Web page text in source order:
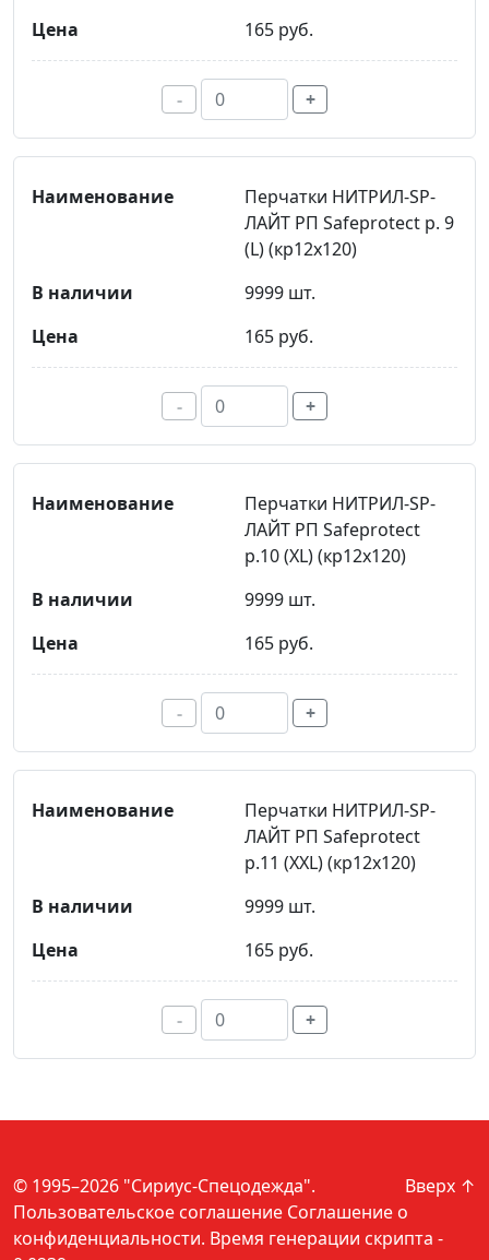
165 руб.
- +
Перчатки НИТРИЛ-SP-
ЛАЙТ РП Safeprotect р. 9
(L) (кр12х120)
9999 шт.
165 руб.
- +
Перчатки НИТРИЛ-SР-
ЛАЙТ РП Safeprotect
р.10 (XL) (кр12х120)
9999 шт.
165 руб.
- +
Перчатки НИТРИЛ-SР-
ЛАЙТ РП Safeprotect
р.11 (XXL) (кр12х120)
9999 шт.
165 руб.
- +
Вверх ↑
© 1995–2026 "Сириус-Спецодежда".
Пользовательское соглашение Соглашение о
конфиденциальности. Время генерации скрипта -